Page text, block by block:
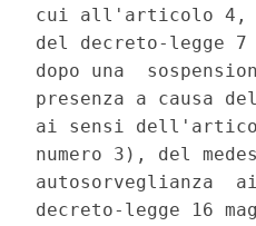
cui all'articolo 4,
del decreto-legge
dopo una
presenza a causa
ai sensi
numero 3), del
autosorveglianza
decreto-legge 16